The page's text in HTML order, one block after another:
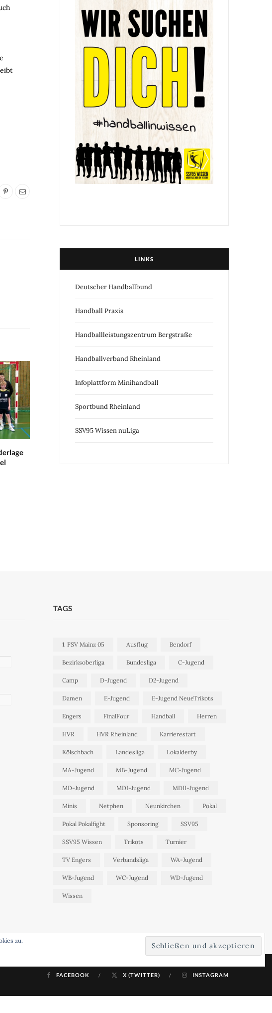
LINKS
Deutscher Handballbund
Handball Praxis
Handballleistungszentrum Bergstraße
Handballverband Rheinland
Infoplattform Minihandball
Sportbund Rheinland
SSV95 Wissen nuLiga
zu.
TAGS
1. FSV Mainz 05 Ausflug Bendorf
Bezirksoberliga Bundesliga C-Jugend
Camp D-Jugend D2-Jugend
Damen E-Jugend E-Jugend NeueTrikots
Engers FinalFour Handball Herren
HVR HVR Rheinland Karrierestart
Kölschbach Landesliga Lokalderby
MA-Jugend MB-Jugend MC-Jugend
MD-Jugend MDI-Jugend MDII-Jugend
Minis Netphen Neunkirchen Pokal
Pokal Pokalfight Sponsoring SSV95
SSV95 Wissen Trikots Turnier
TV Engers Verbandsliga WA-Jugend
WB-Jugend WC-Jugend WD-Jugend
Wissen
FACEBOOK X (TWITTER) INSTAGRAM